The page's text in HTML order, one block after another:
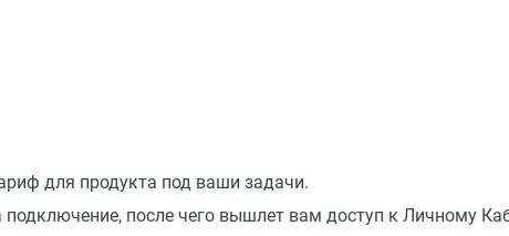
для продукта под ваши задачи.
после чего вышлет вам доступ к Личному